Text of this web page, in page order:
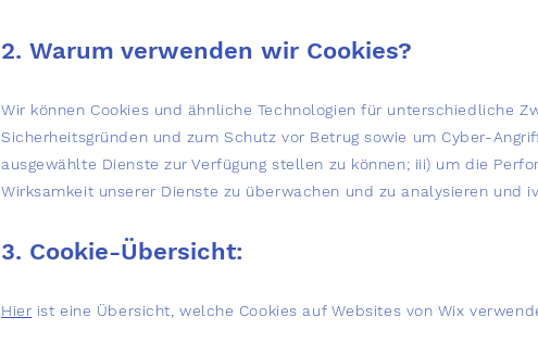
2. Warum verwenden wir Cookies?
Wir können Cookies und ähnliche Technologien für unterschiedliche
Sicherheitsgründen und zum Schutz vor Betrug sowie um Cyber-
ausgewählte Dienste zur Verfügung stellen zu können; iii) um die
Wirksamkeit unserer Dienste zu überwachen und zu analysieren und
3. Cookie-Übersicht:
Hier ist eine Übersicht, welche Cookies auf Websites von Wix